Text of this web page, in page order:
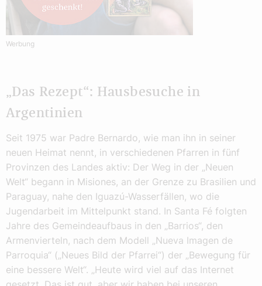
Werbung
„Das Rezept“: Hausbesuche in
Argentinien
Seit 1975 war Padre Bernardo, wie man ihn in seiner
neuen Heimat nennt, in verschiedenen Pfarren in fünf
Provinzen des Landes aktiv: Der Weg in der „Neuen
Welt“ begann in Misiones, an der Grenze zu Brasilien und
Paraguay, nahe den Iguazú-Wasserfällen, wo die
Jugendarbeit im Mittelpunkt stand. In Santa Fé folgten
Jahre des Gemeindeaufbaus in den „Barrios“, den
Armenvierteln, nach dem Modell „Nueva Imagen de
Parroquia“ („Neues Bild der Pfarrei“) der „Bewegung für
eine bessere Welt“. „Heute wird viel auf das Internet